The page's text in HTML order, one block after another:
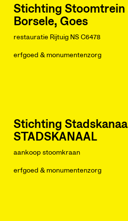
Stichting Stoomtrein
Borsele, Goes
restauratie Rijtuig NS C6478
erfgoed & monumentenzorg
Stichting
STADSKANAAL
aankoop stoomkraan
erfgoed & monumentenzorg